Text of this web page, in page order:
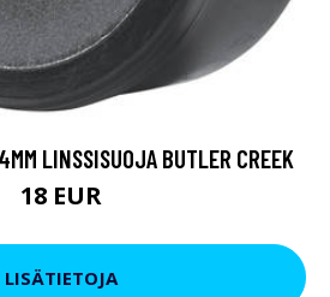
LINSSISUOJA BUTLER CREEK
18 EUR
LISÄTIETOJA